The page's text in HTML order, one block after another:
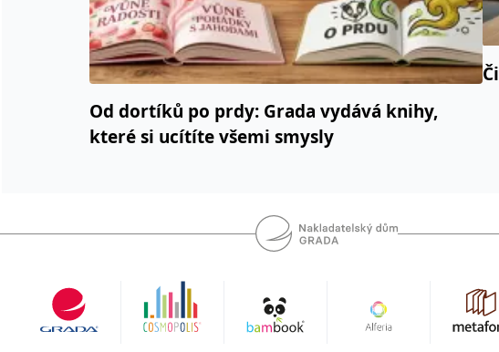
Od dortíků po prdy: Grada vydává knihy,
které si ucítíte všemi smysly